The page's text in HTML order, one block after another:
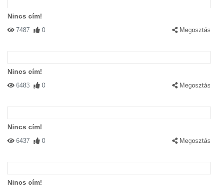
Nincs cím!
7487 0 Megosztás
Nincs cím!
6483 0 Megosztás
Nincs cím!
6437 0 Megosztás
Nincs cím!